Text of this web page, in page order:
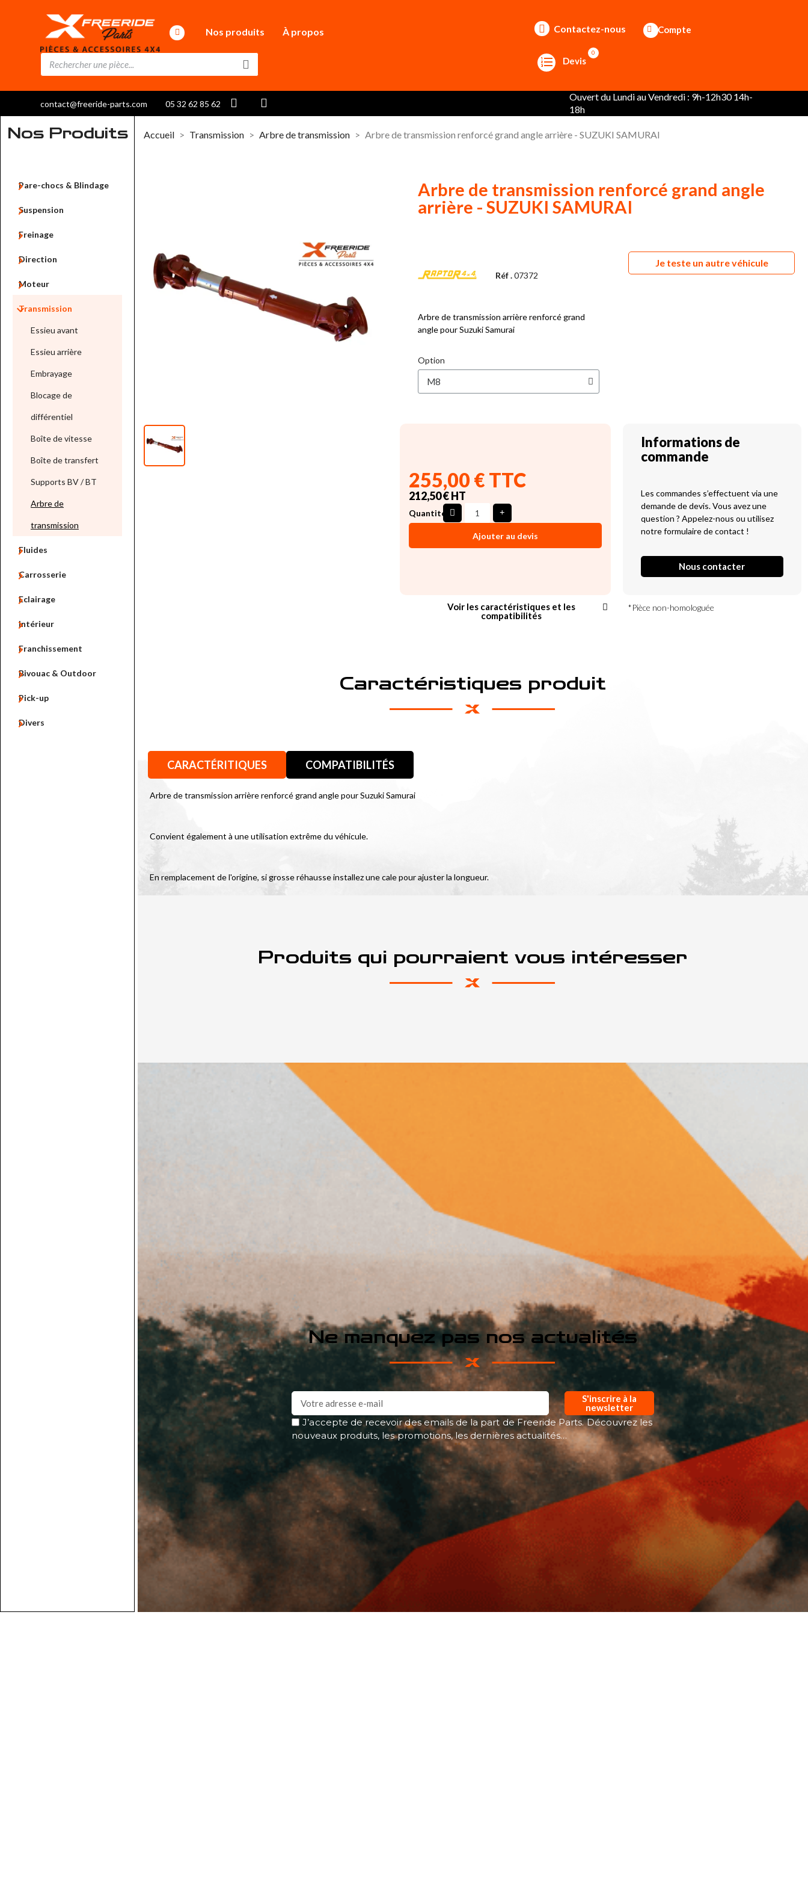
Nos produits À propos Contactez-nous Compte
Devis
0
contact@freeride-parts.com 05 32 62 85 62
Ouvert du Lundi au Vendredi : 9h-12h30 14h-
18h
Accueil Transmission Arbre de transmission Arbre de transmission renforcé grand angle arrière - SUZUKI SAMURAI
Nos Produits
Pare-chocs & Blindage

Suspension

Freinage

Direction

Moteur

Transmission

Essieu avant
Essieu arrière
Embrayage
Blocage de
différentiel
Boîte de vitesse
Boîte de transfert
Supports BV / BT
Arbre de
transmission
Fluides

Carrosserie

Eclairage

Intérieur

Franchissement

Bivouac & Outdoor

Pick-up

Divers

Arbre de transmission renforcé grand angle
arrière - SUZUKI SAMURAI
Réf .07372
Arbre de transmission arrière renforcé grand
angle pour Suzuki Samurai
Option
Je teste un autre véhicule
255,00 € TTC
212,50 € HT
Quantité
Ajouter au devis
Informations de
commande
Les commandes s’effectuent via une
demande de devis. Vous avez une
question ? Appelez-nous ou utilisez
notre formulaire de contact !
Nous contacter
Voir les caractéristiques et les
compatibilités
*Pièce non-homologuée
Caractéristiques produit
CARACTÉRITIQUES COMPATIBILITÉS
Arbre de transmission arrière renforcé grand angle pour Suzuki Samurai
Convient également à une utilisation extrême du véhicule.
En remplacement de l'origine, si grosse réhausse installez une cale pour ajuster la longueur.
Produits qui pourraient vous intéresser
Ne manquez pas nos actualités
S'inscrire à la
newsletter
J’accepte de recevoir des emails de la part de Freeride Parts. Découvrez les
nouveaux produits, les promotions, les dernières actualités…